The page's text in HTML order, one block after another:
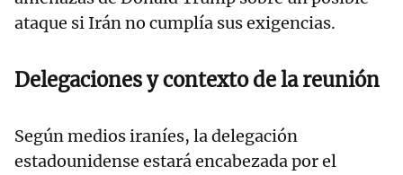
ataque si Irán no cumplía sus exigencias.
Delegaciones y contexto de la reunión
Según medios iraníes, la delegación
estadounidense estará encabezada por el